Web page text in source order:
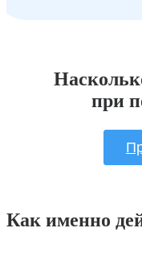
при
Как именно